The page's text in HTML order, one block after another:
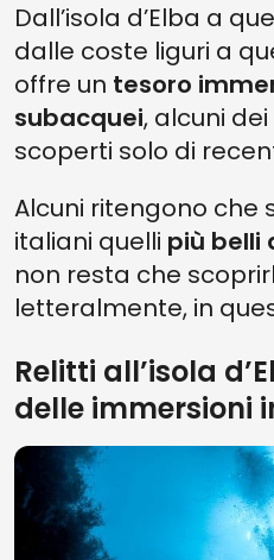
Dall’isola d’Elba a
dalle coste liguri a
offre un tesoro
subacquei, alcuni
scoperti solo di
Alcuni ritengono che
italiani quelli più belli
non resta che
letteralmente, in
Relitti all’isola
delle immersioni